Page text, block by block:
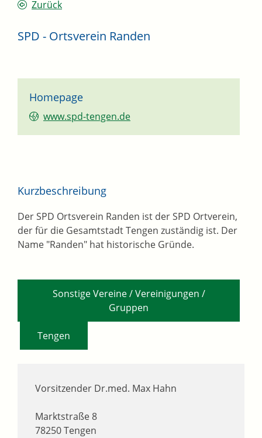
Zurück
SPD - Ortsverein Randen
Homepage
www.spd-tengen.de
Vorsitzender Dr.med. Max Hahn
Marktstraße 8
78250Tengen
Kurzbeschreibung
Der SPD Ortsverein Randen ist der SPD Ortverein,
der für die Gesamtstadt Tengen zuständig ist. Der
Name "Randen" hat historische Gründe.
Sonstige Vereine / Vereinigungen /
Gruppen
Tengen